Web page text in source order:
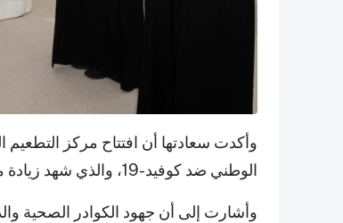
وأكدت سعادتها أن افتتاح مركز
الوطني ضد كوفيد-19، والذي شهد زيادة ملحوظة في عدد الأشخاص الذين تلقوا اللقاح.
وأشارت إلى أن جهود الكوادر الصحية